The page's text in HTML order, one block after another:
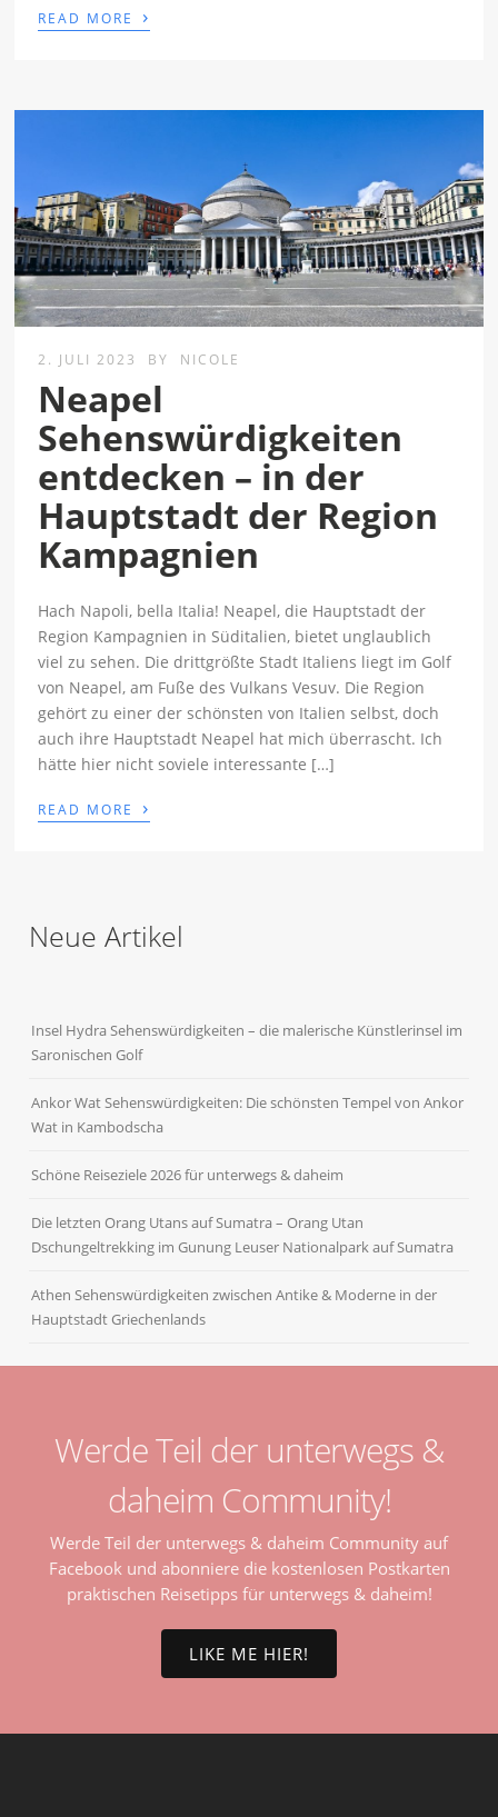
READ MORE ›
2. JULI 2023 BY NICOLE
Neapel
Sehenswürdigkeiten
entdecken – in der
Hauptstadt der Region
Kampagnien
Hach Napoli, bella Italia! Neapel, die Hauptstadt der
Region Kampagnien in Süditalien, bietet unglaublich
viel zu sehen. Die drittgrößte Stadt Italiens liegt im Golf
von Neapel, am Fuße des Vulkans Vesuv. Die Region
gehört zu einer der schönsten von Italien selbst, doch
auch ihre Hauptstadt Neapel hat mich überrascht. Ich
hätte hier nicht soviele interessante […]
READ MORE ›
Neue Artikel
Insel Hydra Sehenswürdigkeiten – die malerische Künstlerinsel im
Saronischen Golf
Ankor Wat Sehenswürdigkeiten: Die schönsten Tempel von Ankor
Wat in Kambodscha
Schöne Reiseziele 2026 für unterwegs & daheim
Die letzten Orang Utans auf Sumatra – Orang Utan
Dschungeltrekking im Gunung Leuser Nationalpark auf Sumatra
Athen Sehenswürdigkeiten zwischen Antike & Moderne in der
Hauptstadt Griechenlands
Werde Teil der unterwegs &
daheim Community!
Werde Teil der unterwegs & daheim Community auf
Facebook und abonniere die kostenlosen Postkarten
praktischen Reisetipps für unterwegs & daheim!
LIKE ME HIER!